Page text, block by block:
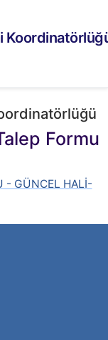
Formu
- GÜNCEL HALİ-